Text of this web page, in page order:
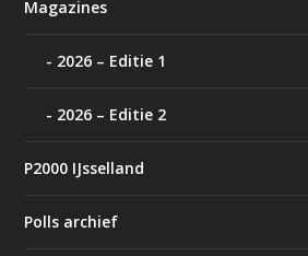
Magazines
2026 – Editie 1
2026 – Editie 2
P2000 IJsselland
Polls archief